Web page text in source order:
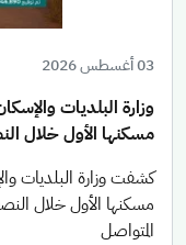
03 أغسطس 2026
مسكنها الأول خلال
المتواصل